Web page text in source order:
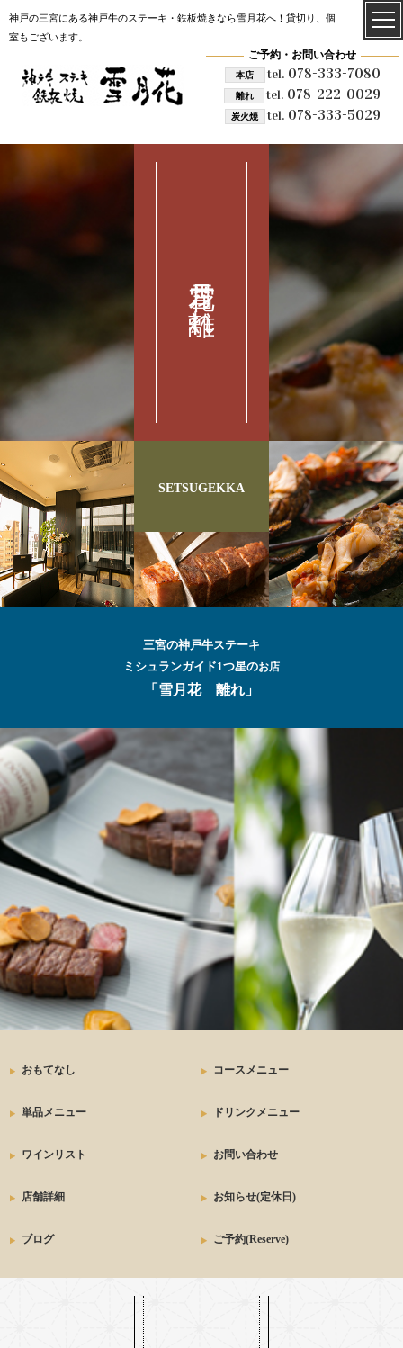
神戸の三宮にある神戸牛のステーキ・鉄板焼きなら雪月花へ！貸切り、個
室もございます。
ご予約・お問い合わせ
本店 tel.078-333-7080
離れ tel. 078-222-0029
炭火焼 tel.078-333-5029
雪月花 離れ
SETSUGEKKA
三宮の神戸牛ステーキ
ミシュランガイド1つ星のお店
「雪月花 離れ」
最高級の
神戸牛
ステーキ
おもてなし コースメニュー
単品メニュー ドリンクメニュー
ワインリスト お問い合わせ
店舗詳細 お知らせ(定休日)
ブログ ご予約(Reserve)